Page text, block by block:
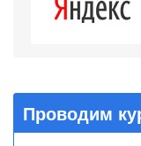
Проводим